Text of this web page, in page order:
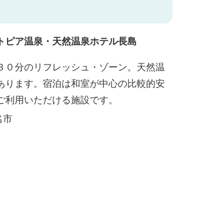
ピア温泉・天然温泉ホテル長島
０分のリフレッシュ・ゾーン。天然温
ります。宿泊は和室が中心の比較的安
用いただける施設です。
市